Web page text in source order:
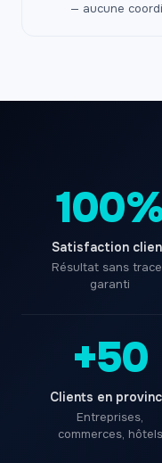
— aucune
Satisfaction
Résultat sans
garanti
+50
Clients en
Entreprises,
commerces, hôtels